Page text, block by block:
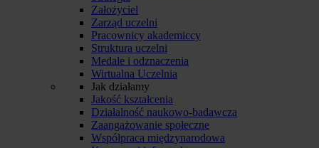
Założyciel
Zarząd uczelni
Pracownicy akademiccy
Struktura uczelni
Medale i odznaczenia
Wirtualna Uczelnia
Jak działamy
Jakość kształcenia
Działalność naukowo-badawcza
Zaangażowanie społeczne
Współpraca międzynarodowa